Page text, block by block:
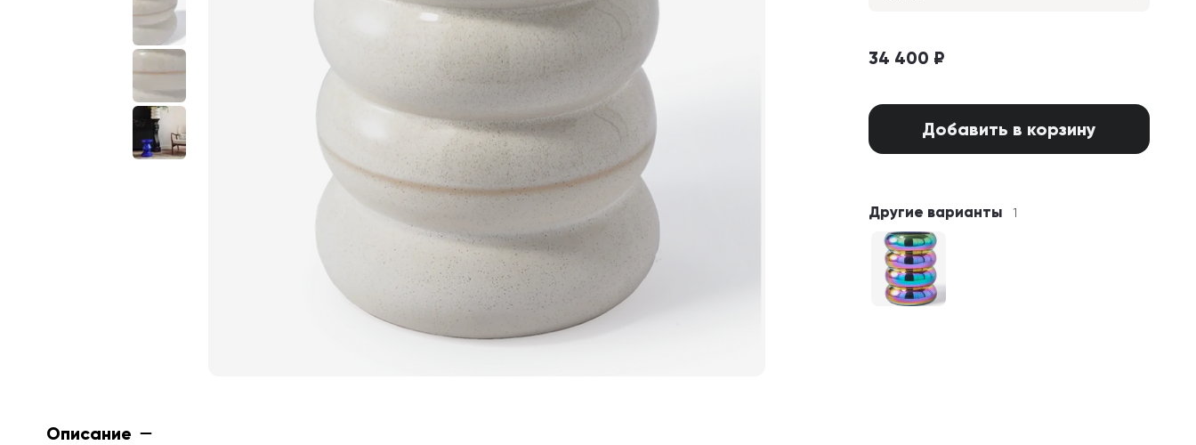
34 400 ₽
Добавить в корзину
Другие варианты 1
Описание